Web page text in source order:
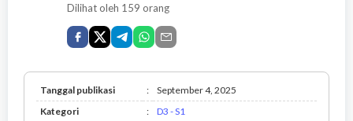
Dilihat oleh 159 orang
Tanggal publikasi :
September 4, 2025
Kategori
: D3 - S1